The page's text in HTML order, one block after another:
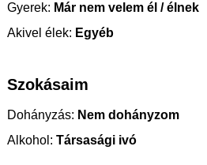
Gyerek: Már nem velem él / élnek
Akivel élek: Egyéb
Szokásaim
Dohányzás: Nem dohányzom
Alkohol: Társasági ivó